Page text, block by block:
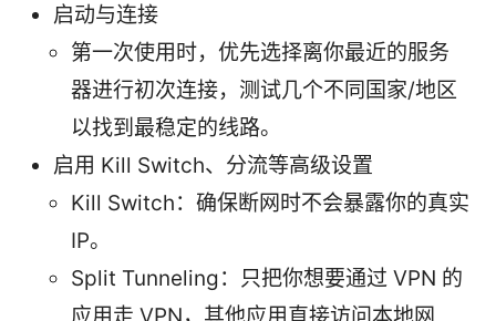
启动与连接
第一次使用时，优先选择离你最近的服务
器进行初次连接，测试几个不同国家/地区
以找到最稳定的线路。
启用 Kill Switch、分流等高级设置
Kill Switch：确保断网时不会暴露你的真实
IP。
Split Tunneling：只把你想要通过 VPN 的
应用走 VPN，其他应用直接访问本地网